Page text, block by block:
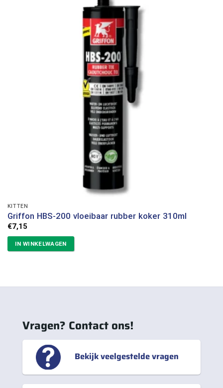
KITTEN
Griffon HBS-200 vloeibaar rubber koker 310ml
€7,15
IN WINKELWAGEN
Vragen? Contact ons!
Bekijk veelgestelde vragen